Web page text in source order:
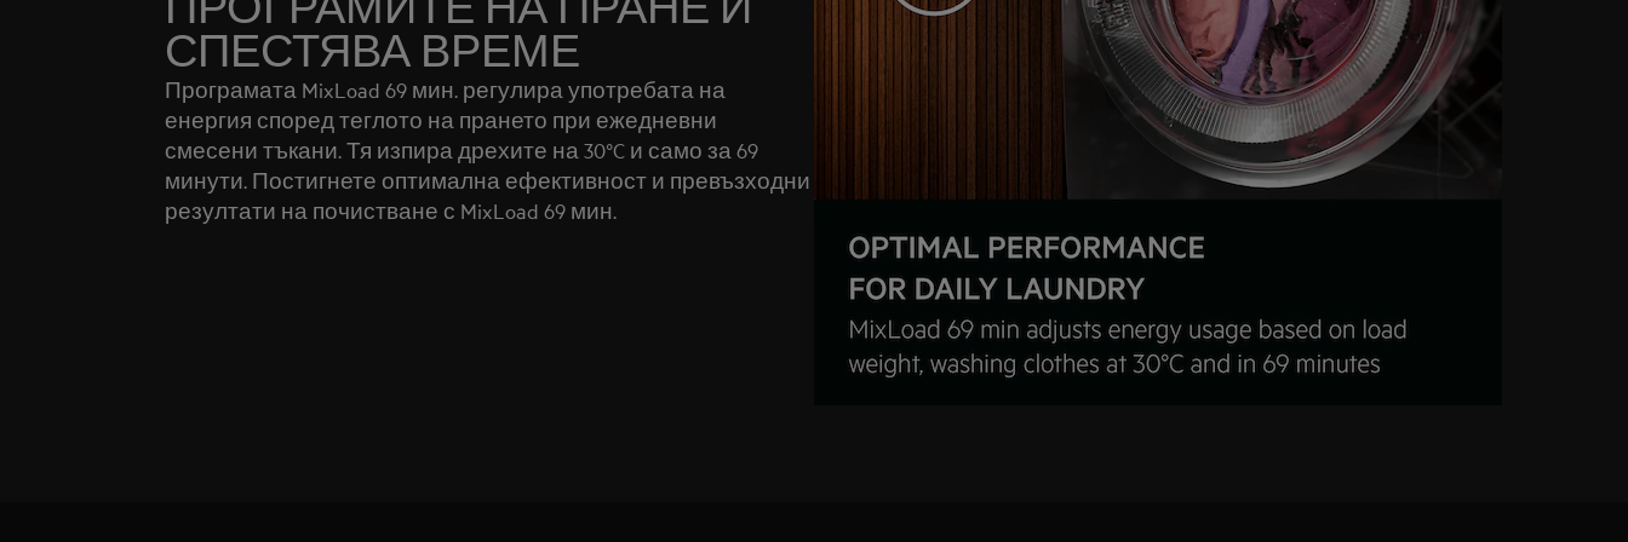
СПЕСТЯВА ВРЕМЕ
Програмата MixLoad 69 мин. регулира употребата на
енергия според теглото на прането при ежедневни
смесени тъкани. Тя изпира дрехите на 30°C и само за 69
минути. Постигнете оптимална ефективност и превъзходни
резултати на почистване с MixLoad 69 мин.